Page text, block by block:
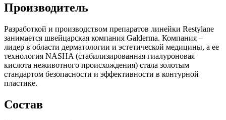
Производитель
Разработкой и производством препаратов линейки Restylane
занимается швейцарская компания Galderma. Компания –
лидер в области дерматологии и эстетической медицины, а ее
технология NASHA (стабилизированная гиалуроновая
кислота неживотного происхождения) стала золотым
стандартом безопасности и эффективности в контурной
пластике.
Состав